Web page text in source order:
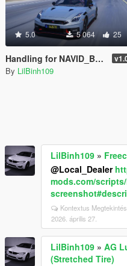
5.0 5 064 25
Handling for NAVID_BRAJ 2024 Nissan GT-R Nismo
By LilBinh109
LilBinh109 »
@Local_Dealer
mods.com/
Kontextus
2026. április 27.
LilBinh109 » AG
(Stretched Tire)